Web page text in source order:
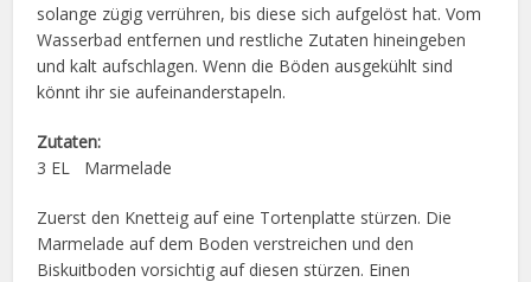
solange zügig verrühren, bis diese sich aufgelöst hat. Vom
Wasserbad entfernen und restliche Zutaten hineingeben
und kalt aufschlagen. Wenn die Böden ausgekühlt sind
könnt ihr sie aufeinanderstapeln.
Zutaten:
3 EL Marmelade
Zuerst den Knetteig auf eine Tortenplatte stürzen. Die
Marmelade auf dem Boden verstreichen und den
Biskuitboden vorsichtig auf diesen stürzen. Einen